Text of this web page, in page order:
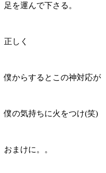
足を運んで下さる。
正しく
僕からするとこの神対応が
僕の気持ちに火をつけ(笑)
おまけに。。